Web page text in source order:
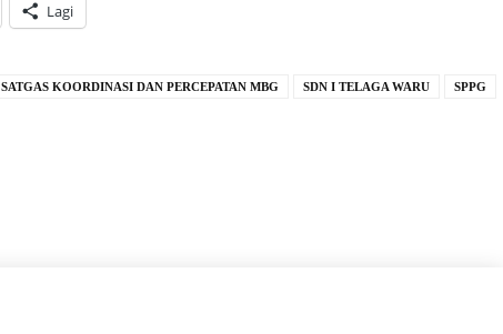
Lagi
SATGAS KOORDINASI DAN PERCEPATAN MBG SDN I TELAGA WARU SPPG